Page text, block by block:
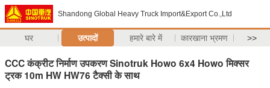
Shandong Global Heavy Truck Import&Export Co.,Ltd
घर उत्पादों हमारे बारे में कारखाना भ्रमण >>
CCC कंक्रीट निर्माण उपकरण Sinotruk Howo 6x4 Howo मिक्सर
ट्रक 10m HW HW76 टैक्सी के साथ